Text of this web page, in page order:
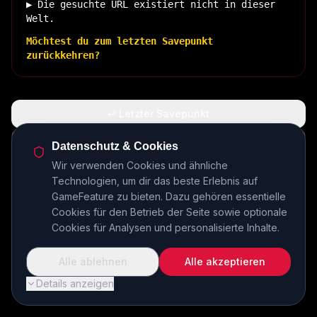
▶ Die gesuchte URL existiert nicht in dieser
Welt.
Möchtest du zum letzten Savepunkt
zurückkehren?
🏠 Zurück zur Basis
INSERT COIN TO CONTINUE...
Datenschutz & Cookies
Wir verwenden Cookies und ähnliche
Technologien, um dir das beste Erlebnis auf
GameFeature zu bieten. Dazu gehören essentielle
Cookies für den Betrieb der Seite sowie optionale
Cookies für Analysen und personalisierte Inhalte.
Details anzeigen
Alle ablehnen Alle akzeptieren